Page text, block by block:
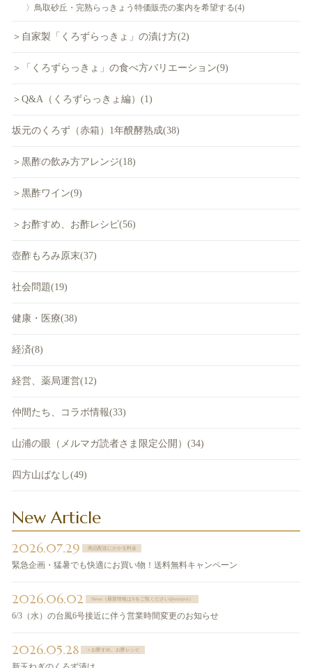
〉鳥取砂丘・完熟らっきょう特価販売の案内を希望する(4)
＞自家製「くろずらっきょ」の漬け方(2)
＞「くろずらっきょ」の食べ方バリエーション(9)
＞Q&A（くろずらっきょ編）(1)
坂元のくろず（赤箱）1年醗酵熟成(38)
＞黒酢の飲み方アレンジ(18)
＞黒酢ワイン(9)
＞お酢すめ、お酢レシピ(56)
壺酢もろみ原末(37)
社会問題(19)
健康・医療(38)
経済(8)
経営、薬局運営(12)
仲間たち、コラボ情報(33)
山浦の眼（メルマガ読者さま限定公開）(34)
四方山ばなし(49)
New Article
2026.07.29 商品配送にかかる料金
緊急企画・猛暑でも快適にお買い物！送料無料キャンペーン
2026.06.02 News（最新情報はXをご覧ください@sntspot）
6/3（水）の台風6号接近に伴う営業時間変更のお知らせ
2026.05.28 ＞お酢すめ、お酢レシピ